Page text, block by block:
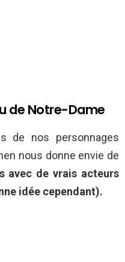
de Notre-Dame
de nos personnages
nous donne envie de
avec de vrais acteurs
idée cependant).